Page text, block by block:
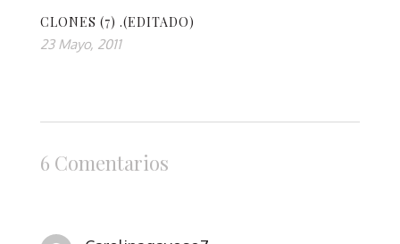
CLONES (7) .(EDITADO)
23 Mayo, 2011
6 Comentarios